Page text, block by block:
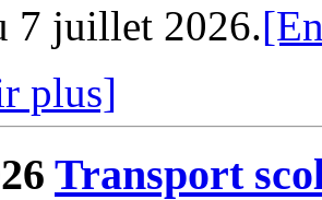
7 juillet 2026.
plus]
Transport